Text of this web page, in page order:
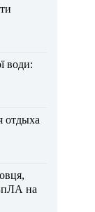
води:
отдыха
на